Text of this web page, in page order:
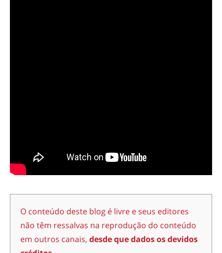
O conteúdo deste blog é livre e seus editores
não têm ressalvas na reprodução do conteúdo
em outros canais, desde que dados os devidos